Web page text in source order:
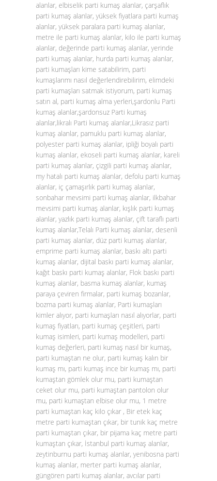
alanlar, elbiselik parti kumaş alanlar, çarşaflık
parti kumaş alanlar, yüksek fiyatlara parti kumaş
alanlar, yüksek paralara parti kumaş alanlar,
metre ile parti kumaş alanlar, kilo ile parti kumaş
alanlar, değerinde parti kumaş alanlar, yerinde
parti kumaş alanlar, hurda parti kumaş alanlar,
parti kumaşları kime satabilirim, parti
kumaşlarımı nasıl değerlendirebilirim, elimdeki
parti kumaşları satmak istiyorum, parti kumaş
satın al, parti kumaş alma yerleri,şardonlu Parti
kumaş alanlar,şardonsuz Parti kumaş
alanlar,likralı Parti kumaş alanlar,Likrasız parti
kumaş alanlar, pamuklu parti kumaş alanlar,
polyester parti kumaş alanlar, ipliği boyalı parti
kumaş alanlar, ekoseli parti kumaş alanlar, kareli
parti kumaş alanlar, çizgili parti kumaş alanlar,
my hatalı parti kumaş alanlar, defolu parti kumaş
alanlar, iç çamaşırlık parti kumaş alanlar,
sonbahar mevsimi parti kumaş alanlar, ilkbahar
mevsimi parti kumaş alanlar, kışlık parti kumaş
alanlar, yazlık parti kumaş alanlar, çift taraflı parti
kumaş alanlar,Telalı Parti kumaş alanlar, desenli
parti kumaş alanlar, düz parti kumaş alanlar,
emprime parti kumaş alanlar, baskı altı parti
kumaş alanlar, dijital baskı parti kumaş alanlar,
kağıt baskı parti kumaş alanlar, Flok baskı parti
kumaş alanlar, basma kumaş alanlar, kumaş
paraya çeviren firmalar, parti kumaş bozanlar,
bozma parti kumaş alanlar, Parti kumaşları
kimler alıyor, parti kumaşları nasıl alıyorlar, parti
kumaş fiyatları, parti kumaş çeşitleri, parti
kumaş isimleri, parti kumaş modelleri, parti
kumaş değerleri, parti kumaş nasıl bir kumaş,
parti kumaştan ne olur, parti kumaş kalın bir
kumaş mı, parti kumaş ince bir kumaş mı, parti
kumaştan gömlek olur mu, parti kumaştan
ceket olur mu, parti kumaştan pantolon olur
mu, parti kumaştan elbise olur mu, 1 metre
parti kumaştan kaç kilo çıkar , Bir etek kaç
metre parti kumaştan çıkar, bir tunik kaç metre
parti kumaştan çıkar, bir pijama kaç metre parti
kumaştan çıkar, İstanbul parti kumaş alanlar,
zeytinburnu parti kumaş alanlar, yenibosna parti
kumaş alanlar, merter parti kumaş alanlar,
güngören parti kumaş alanlar, avcılar parti